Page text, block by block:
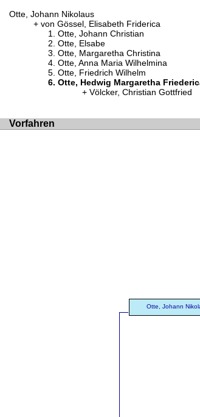
Otte, Johann Nikolaus
von Gössel, Elisabeth Friderica
Otte, Johann Christian
Otte, Elsabe
Otte, Margaretha Christina
Otte, Anna Maria Wilhelmina
Otte, Friedrich Wilhelm
Otte, Hedwig Margaretha
Völcker, Christian Gottfried
Vorfahren
Otte, Johann